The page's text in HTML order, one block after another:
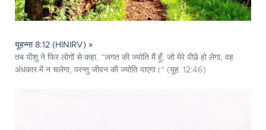
यूहन्ना 8:12 (HINIRV) »
तब यीशु ने फिर लोगों से कहा, “जगत की ज्योति मैं हूँ; जो मेरे पीछे हो लेगा, वह
अंधकार में न चलेगा, परन्तु जीवन की ज्योति पाएगा।” (यूह. 12:46)